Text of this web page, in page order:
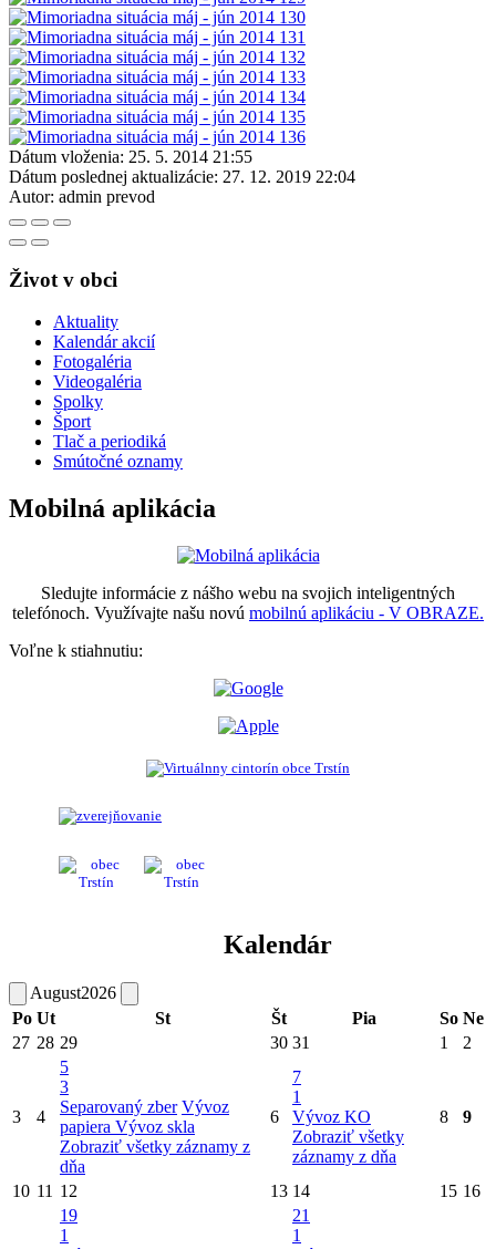
Dátum vloženia: 25. 5. 2014 21:55
Dátum poslednej aktualizácie: 27. 12. 2019 22:04
Autor: admin prevod
Život v obci
Aktuality
Kalendár akcií
Fotogaléria
Videogaléria
Spolky
Šport
Tlač a periodiká
Smútočné oznamy
Mobilná aplikácia
Sledujte informácie z nášho webu na svojich inteligentných
telefónoch. Využívajte našu novú mobilnú aplikáciu - V OBRAZE.
Voľne k stiahnutiu:
Kalendár
August2026
Po Ut St Št Pia So Ne
27 28 29 30 31 1 2
3 4
5
3
Separovaný zber Vývoz
papiera Vývoz skla
Zobraziť všetky záznamy z
dňa
6
7
1
Vývoz KO
Zobraziť všetky
záznamy z dňa
8 9
10 11 12 13 14 15 16
19
1
21
1